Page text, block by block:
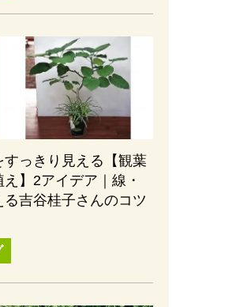
すっきり見える【観葉
】2アイデア｜線・
る吉谷桂子さんのコツ